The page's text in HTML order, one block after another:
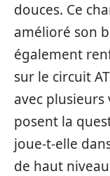
douces. Ce
amélioré son
également
sur le circuit
avec plusieurs
posent la
joue-t-elle
de haut niveau